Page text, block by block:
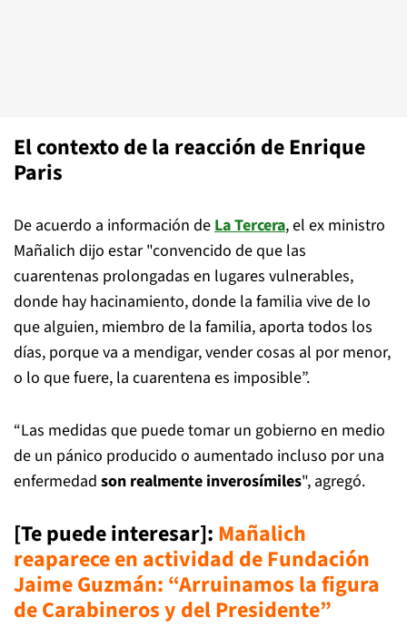
El contexto de la reacción de Enrique
Paris
De acuerdo a información deLa Tercera, el ex ministro
Mañalich dijo estar "convencido de que las
cuarentenas prolongadas en lugares vulnerables,
donde hay hacinamiento, donde la familia vive de lo
que alguien, miembro de la familia, aporta todos los
días, porque va a mendigar, vender cosas al por menor,
o lo que fuere, la cuarentena es imposible”.
“Las medidas que puede tomar un gobierno en medio
de un pánico producido o aumentado incluso por una
enfermedad son realmente inverosímiles", agregó.
[Te puede interesar]: Mañalich
reaparece en actividad de Fundación
Jaime Guzmán: “Arruinamos la figura
de Carabineros y del Presidente”